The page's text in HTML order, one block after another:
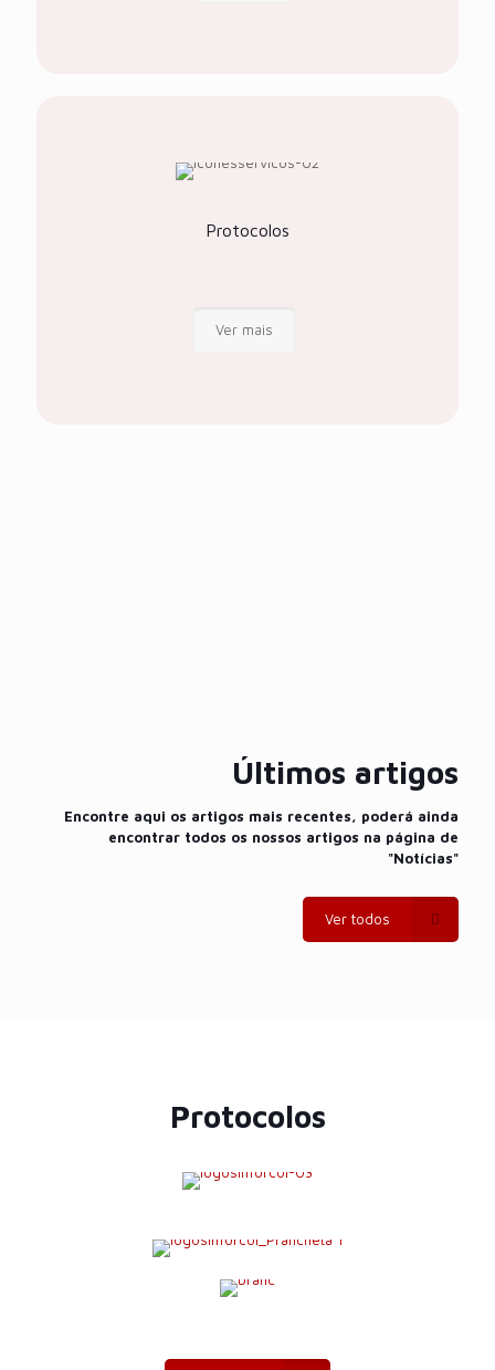
Protocolos
Ver mais
Últimos artigos
Encontre aqui os artigos mais recentes, poderá ainda
encontrar todos os nossos artigos na página de
"Notícias"
Ver todos
Protocolos